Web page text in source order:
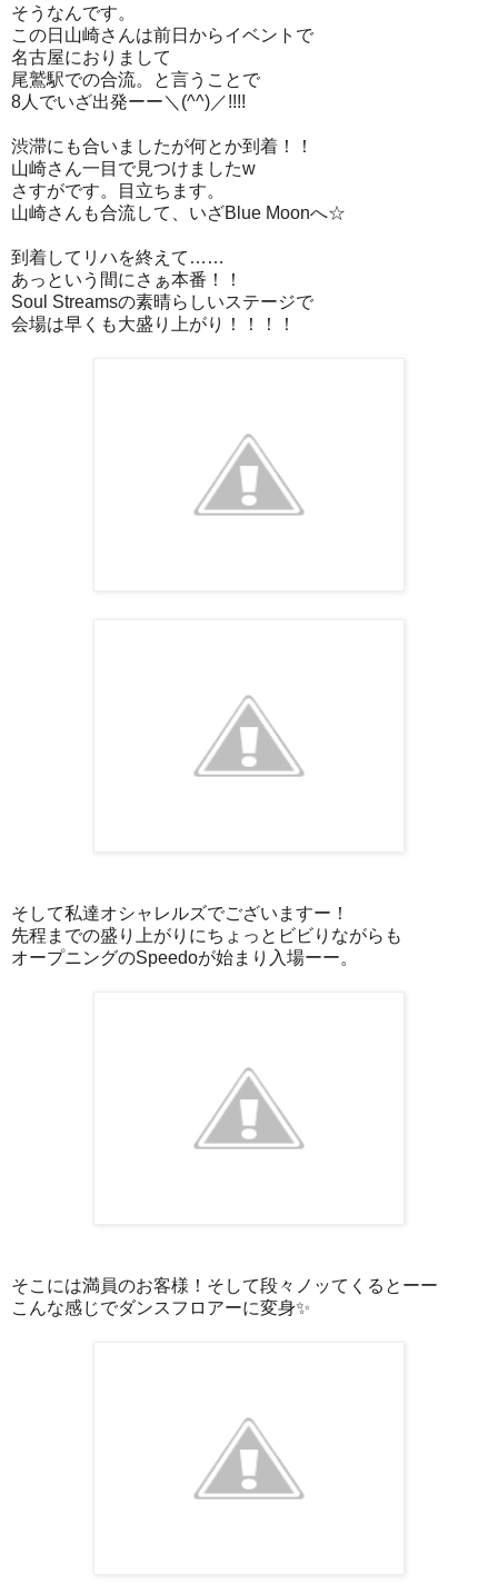
そうなんです。
この日山崎さんは前日からイベントで
名古屋におりまして
尾鷲駅での合流。と言うことで
8人でいざ出発ーー＼(^^)／!!!!
渋滞にも合いましたが何とか到着！！
山崎さん一目で見つけましたw
さすがです。目立ちます。
山崎さんも合流して、いざBlue Moonへ☆
到着してリハを終えて……
あっという間にさぁ本番！！
Soul Streamsの素晴らしいステージで
会場は早くも大盛り上がり！！！！
そして私達オシャレルズでございますー！
先程までの盛り上がりにちょっとビビりながらも
オープニングのSpeedoが始まり入場ーー。
そこには満員のお客様！そして段々ノッてくるとーー
こんな感じでダンスフロアーに変身✨